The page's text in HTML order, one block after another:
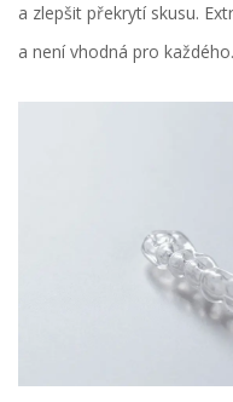
a zlepšit překrytí skusu.
a není vhodná pro každého.